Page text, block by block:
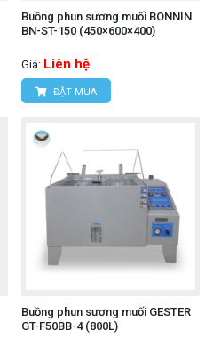
Buồng phun sương muối BONNIN
BN-ST-150 (450×600×400)
Giá: Liên hệ
ĐẶT MUA
Buồng phun sương muối GESTER
GT-F50BB-4 (800L)